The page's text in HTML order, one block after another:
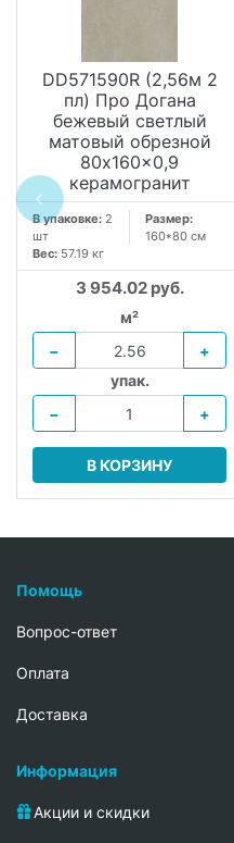
DD571590R (2,56м 2
пл) Про Догана
бежевый светлый
матовый обрезной
80x160x0,9
керамогранит
В упаковке: 2
шт
Размер:
160*80 см
Вес: 57.19 кг
3 954.02 руб.
м²
−
+
упак.
−
+
В КОРЗИНУ
Помощь
Вопрос-ответ
Oплата
Доставка
Информация
Акции и скидки